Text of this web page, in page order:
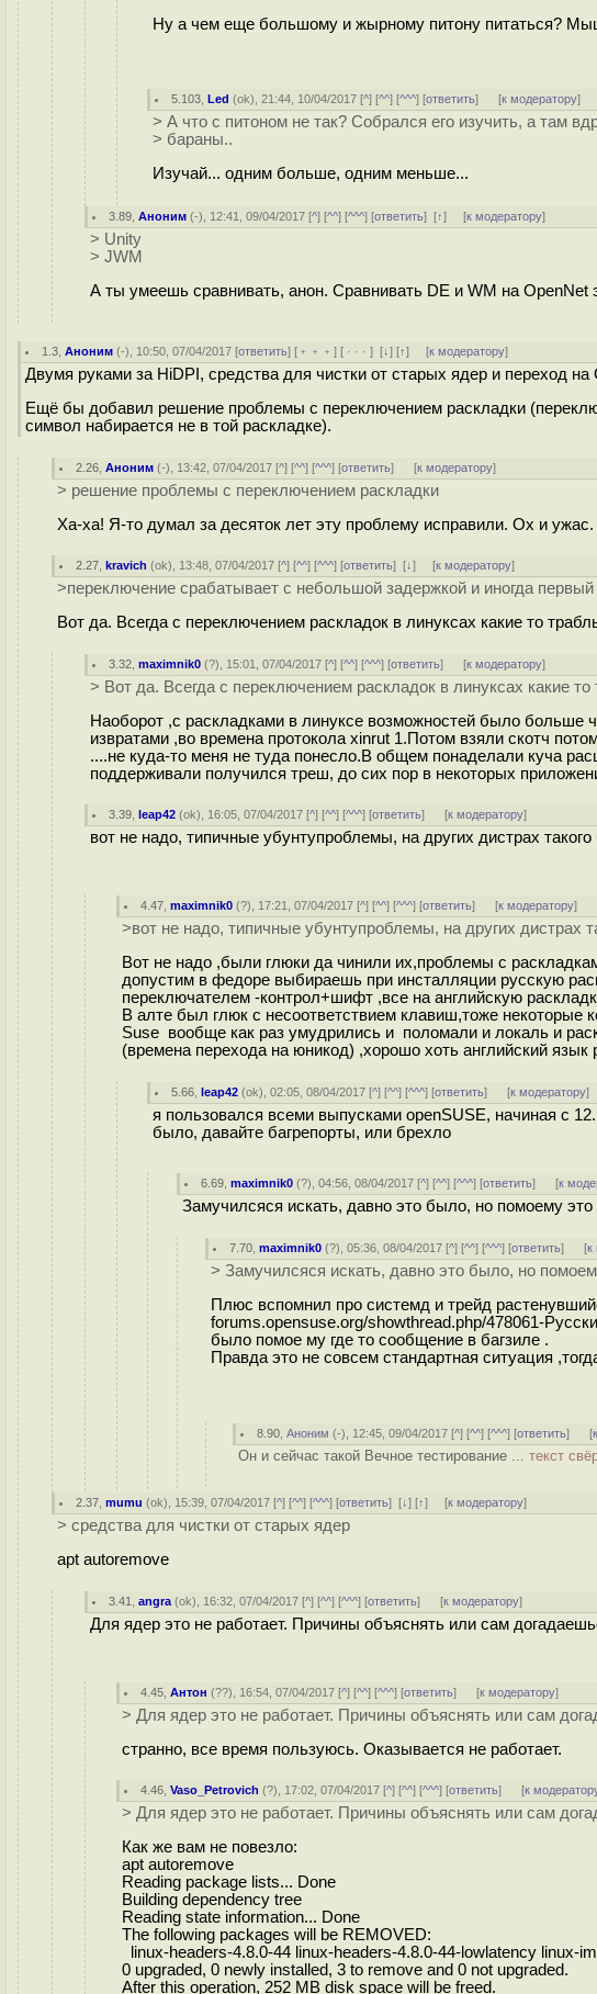
Ну а чем еще большому и жырному питону питаться?
5.103 ,Led (ok), 21:44, 10/04/2017 [^] [^^] [^^^] [ответить] [к модератору]
> А что с питоном не так? Собрался его изучить, а там
> бараны..
Изучай... одним больше, одним меньше...
3.89 ,Аноним (-), 12:41, 09/04/2017 [^] [^^] [^^^] [ответить][↑] [к модератору]
> Unity
> JWM
А ты умеешь сравнивать, анон. Сравнивать DE и WM на OpenNet
1.3 ,Аноним (-), 10:50, 07/04/2017 [ответить] [ ﹢﹢﹢] [ · · ·][↓] [↑] [к модератору]
Двумя руками за HiDPI, средства для чистки от старых ядер и переход на
Ещё бы добавил решение проблемы с переключением раскладки
символ набирается не в той раскладке).
2.26 ,Аноним (-), 13:42, 07/04/2017 [^] [^^] [^^^] [ответить] [к модератору]
> решение проблемы с переключением раскладки
Ха-ха! Я-то думал за десяток лет эту проблему исправили. Ох и
2.27 ,kravich (ok), 13:48, 07/04/2017 [^] [^^] [^^^] [ответить][↓] [к модератору]
>переключение срабатывает с небольшой задержкой и иногда
Вот да. Всегда с переключением раскладок в линуксах какие то
3.32 ,maximnik0 (?), 15:01, 07/04/2017 [^] [^^] [^^^] [ответить] [к модератору]
> Вот да. Всегда с переключением раскладок в линуксах какие то
Наоборот ,с раскладками в линуксе возможностей было больше
извратами ,во времена протокола xinrut 1.Потом взяли скотч
....не куда-то меня не туда понесло.В общем понаделали куча
поддерживали получился треш, до сих пор в некоторых
3.39 ,leap42 (ok), 16:05, 07/04/2017 [^] [^^] [^^^] [ответить] [к модератору]
вот не надо, типичные убунтупроблемы, на других дистрах такого
4.47 ,maximnik0 (?), 17:21, 07/04/2017 [^] [^^] [^^^] [ответить] [к модератору]
>вот не надо, типичные убунтупроблемы, на других дистрах
Вот не надо ,были глюки да чинили их,проблемы с
допустим в федоре выбираешь при инсталляции русскую
переключателем -контрол+шифт ,все на английскую
В алте был глюк с несоответствием клавиш,тоже некоторые
Suse вообще как раз умудрились и поломали и локаль и
(времена перехода на юникод) ,хорошо хоть английский язык
5.66 ,leap42 (ok), 02:05, 08/04/2017 [^] [^^] [^^^] [ответить] [к модератору]
я пользовался всеми выпусками openSUSE, начиная с
было, давайте багрепорты, или брехло
6.69 ,maximnik0 (?), 04:56, 08/04/2017 [^] [^^] [^^^] [ответить] [к
Замучилсяся искать, давно это было, но помоему это
7.70 ,maximnik0 (?), 05:36, 08/04/2017 [^] [^^] [^^^] [ответить] [к
> Замучилсяся искать, давно это было, но
Плюс вспомнил про системд и трейд
forums.opensuse.org/showthread.php/478061-
было помое му где то сообщение в багзиле .
Правда это не совсем стандартная ситуация
8.90 ,Аноним (-), 12:45, 09/04/2017 [^] [^^] [^^^] [ответить] [
Он и сейчас такой Вечное тестирование ... текст
2.37 ,mumu (ok), 15:39, 07/04/2017 [^] [^^] [^^^] [ответить][↓] [↑] [к модератору]
> средства для чистки от старых ядер
apt autoremove
3.41 ,angra (ok), 16:32, 07/04/2017 [^] [^^] [^^^] [ответить] [к модератору]
Для ядер это не работает. Причины объяснять или сам
4.45 ,Антон (??), 16:54, 07/04/2017 [^] [^^] [^^^] [ответить] [к модератору]
> Для ядер это не работает. Причины объяснять или сам
странно, все время пользуюсь. Оказывается не работает.
4.46 ,Vaso_Petrovich (?), 17:02, 07/04/2017 [^] [^^] [^^^] [ответить] [к
> Для ядер это не работает. Причины объяснять или сам
Как же вам не повезло:
apt autoremove
Reading package lists... Done
Building dependency tree
Reading state information... Done
The following packages will be REMOVED:
linux-headers-4.8.0-44 linux-headers-4.8.0-44-lowlatency linux-
0 upgraded, 0 newly installed, 3 to remove and 0 not upgraded.
After this operation, 252 MB disk space will be freed.